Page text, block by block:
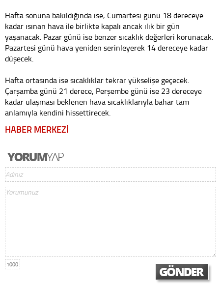
Hafta sonuna bakıldığında ise, Cumartesi günü 18 dereceye
kadar ısınan hava ile birlikte kapalı ancak ılık bir gün
yaşanacak. Pazar günü ise benzer sıcaklık değerleri korunacak.
Pazartesi günü hava yeniden serinleyerek 14 dereceye kadar
düşecek.
Hafta ortasında ise sıcaklıklar tekrar yükselişe geçecek.
Çarşamba günü 21 derece, Perşembe günü ise 23 dereceye
kadar ulaşması beklenen hava sıcaklıklarıyla bahar tam
anlamıyla kendini hissettirecek.
HABER MERKEZİ
1000